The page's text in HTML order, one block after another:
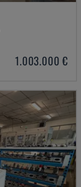
1.003.000 €